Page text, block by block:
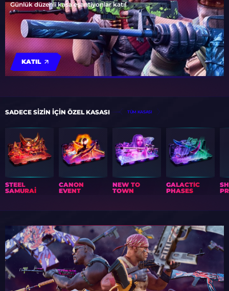
Günlük düzenli kasa eşantiyonlar katıl
KATIL
SADECE SIZIN IÇIN ÖZEL KASASI TÜM KASASI
STEEL
SAMURAI
CANON
EVENT
NEW TO
TOWN
GALACTIC
PHASES